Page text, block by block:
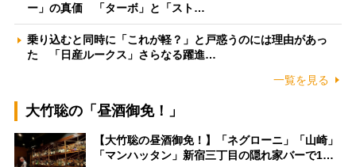
ー」の真価 「ターボ」と「スト…
乗り込むと同時に「これが軽？」と戸惑うのには理由があっ
た 「日産ルークス」さらなる躍進…
一覧を見る
大竹聡の「昼酒御免！」
【大竹聡の昼酒御免！】「ネグローニ」「山崎」
「マンハッタン」新宿三丁目の隠れ家バーで1…